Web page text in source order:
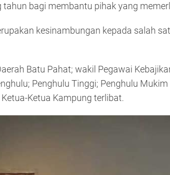
bagi membantu pihak yang
kesinambungan kepada salah
Batu Pahat; wakil Pegawai
Penghulu Tinggi; Penghulu
Ketua Kampung terlibat.